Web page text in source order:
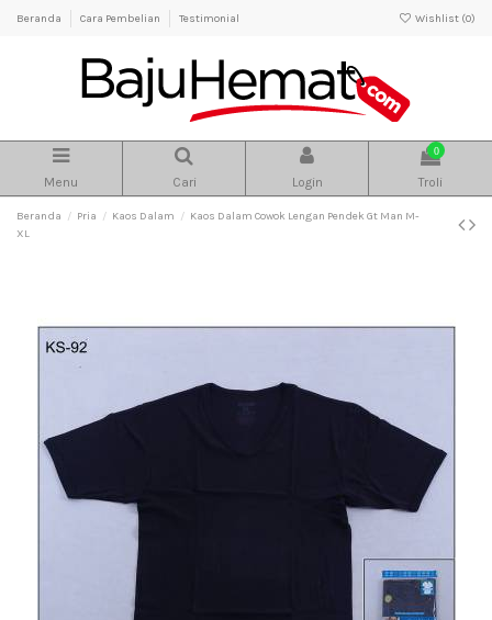
Beranda Cara Pembelian Testimonial Wishlist (0)
Menu Cari Login
0
Troli
Beranda Pria Kaos Dalam
Kaos Dalam Cowok Lengan Pendek Gt Man M-
XL